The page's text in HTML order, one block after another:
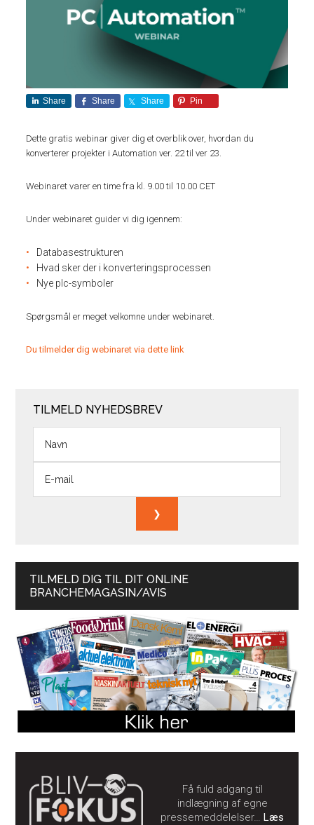
Share Share Share Pin
Dette gratis webinar giver dig et overblik over, hvordan du
konverterer projekter i Automation ver. 22 til ver 23.
Webinaret varer en time fra kl. 9.00 til 10.00 CET
Under webinaret guider vi dig igennem:
Databasestrukturen
Hvad sker der i konverteringsprocessen
Nye plc-symboler
Spørgsmål er meget velkomne under webinaret.
Du tilmelder dig webinaret via dette link
TILMELD NYHEDSBREV
TILMELD DIG TIL DIT ONLINE
BRANCHEMAGASIN/AVIS
Få fuld adgang til
indlægning af egne
pressemeddelelser…Læs